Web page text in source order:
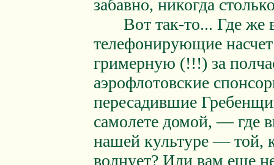
забавно, никогда
Вот так-то... Где же
телефонирующие
гримерную (!!!) за
аэрофлотовские
пересадившие
самолете домой, — где
нашей культуре — той,
волнует? Или вам еще